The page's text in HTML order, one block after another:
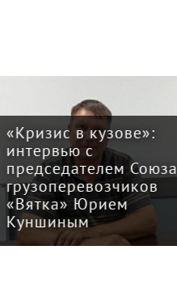
«Кризис в кузове»:
интервью с
председателем Союза
грузоперевозчиков
«Вятка» Юрием
Куншиным